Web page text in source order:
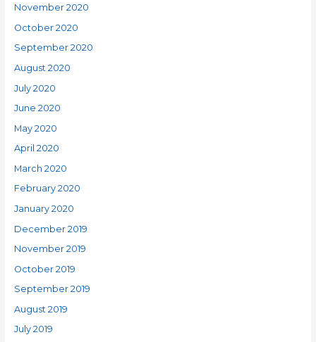
November 2020
October 2020
September 2020
August 2020
July 2020
June 2020
May 2020
April 2020
March 2020
February 2020
January 2020
December 2019
November 2019
October 2019
September 2019
August 2019
July 2019